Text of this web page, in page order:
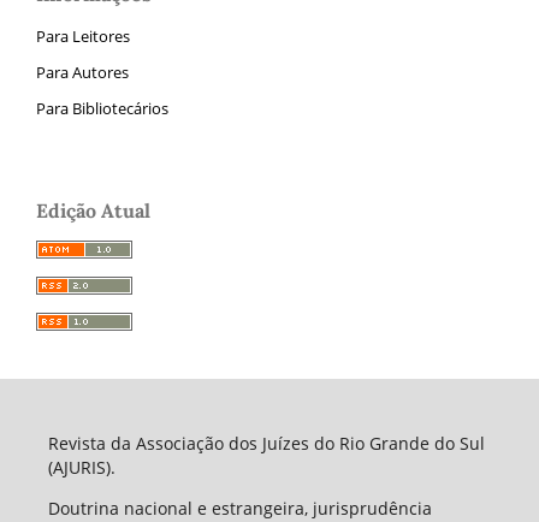
Para Leitores
Para Autores
Para Bibliotecários
Edição Atual
Revista da Associação dos Juízes do Rio Grande do Sul
(AJURIS).
Doutrina nacional e estrangeira, jurisprudência